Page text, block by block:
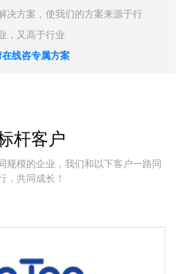
决方案，使我们的方案来源于行
，又高于行业
在线咨专属方案
杆客户
规模的企业，我们和以下客户一路同
，共同成长！